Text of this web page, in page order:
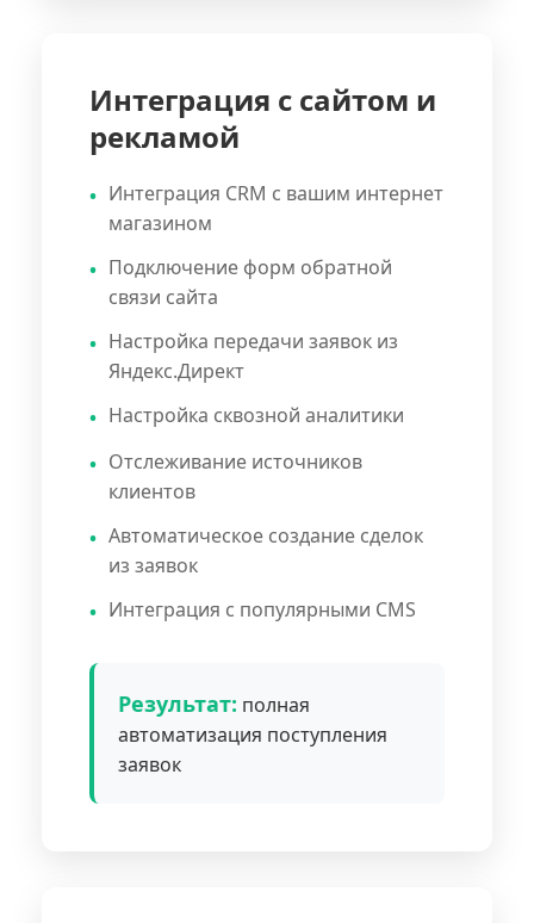
Интеграция с сайтом и
рекламой
Интеграция CRM с вашим интернет
магазином
Подключение форм обратной
связи сайта
Настройка передачи заявок из
Яндекс.Директ
Настройка сквозной аналитики
Отслеживание источников
клиентов
Автоматическое создание сделок
из заявок
Интеграция с популярными CMS
Результат: полная
автоматизация поступления
заявок